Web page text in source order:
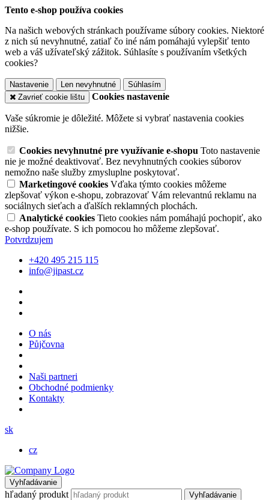
Tento e-shop používa cookies
Na našich webových stránkach používame súbory cookies. Niektoré
z nich sú nevyhnutné, zatiaľ čo iné nám pomáhajú vylepšiť tento
web a váš užívateľský zážitok. Súhlasíte s používaním všetkých
cookies?
Nastavenie Len nevyhnutné
Súhlasím
Zavrieť cookie lištu
Cookies nastavenie
Vaše súkromie je dôležité. Môžete si vybrať nastavenia cookies
nižšie.
Cookies nevyhnutné pre využívanie e-shopu Toto nastavenie
nie je možné deaktivovať. Bez nevyhnutných cookies súborov
nemožno naše služby zmysluplne poskytovať.
Marketingové cookies Vďaka týmto cookies môžeme
zlepšovať výkon e-shopu, zobrazovať Vám relevantnú reklamu na
sociálnych sieťach a ďalších reklamných plochách.
Analytické cookies Tieto cookies nám pomáhajú pochopiť, ako
e-shop používate. S ich pomocou ho môžeme zlepšovať.
Potvrdzujem
+420 495 215 115
info@jipast.cz
O nás
Půjčovna
Naši partneri
Obchodné podmienky
Kontakty
sk
cz
Vyhľadávanie
hľadaný produkt Vyhľadávanie